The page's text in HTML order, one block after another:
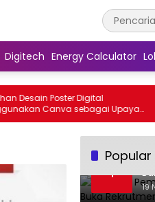
Digitech Energy Calculator
Poster Digital
Canva sebagai Upaya
Visual pada
Popular
1
19